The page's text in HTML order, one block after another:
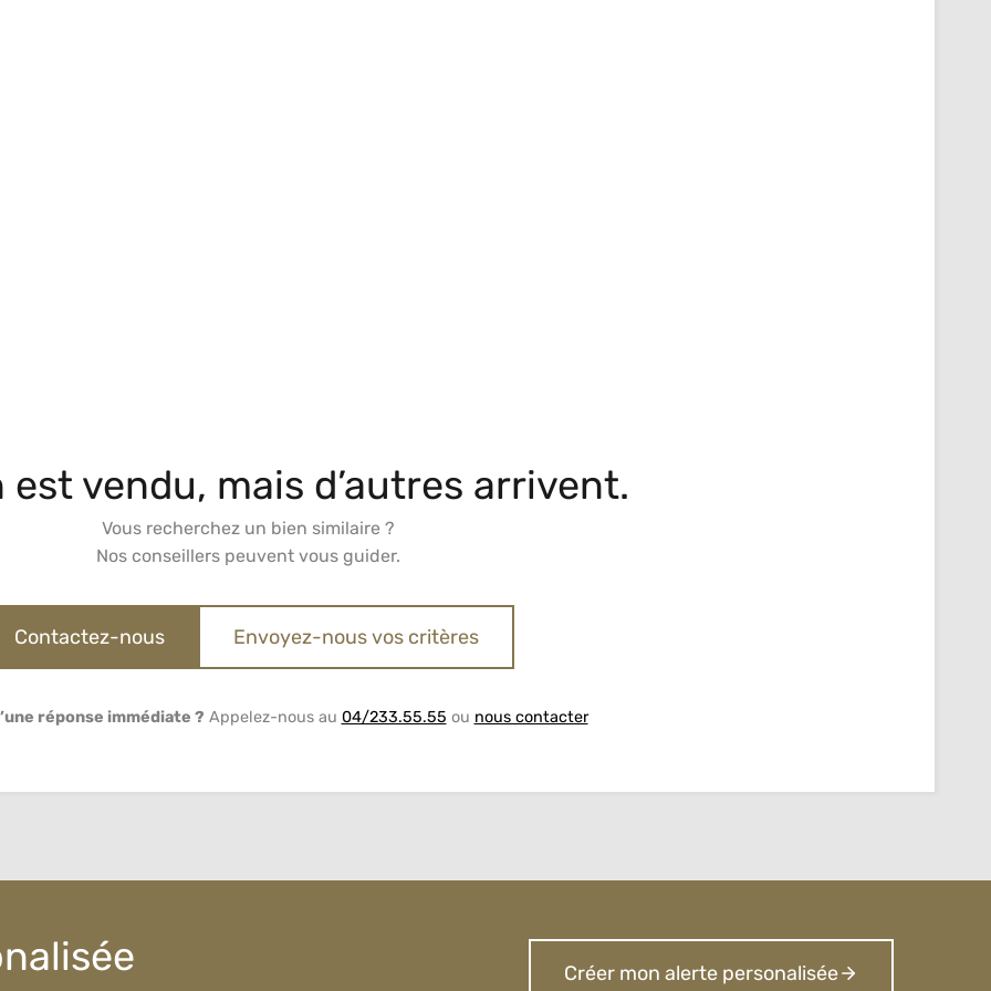
est vendu, mais d’autres arrivent.
Vous recherchez un bien similaire ?
Nos conseillers peuvent vous guider.
Contactez-nous Envoyez-nous vos critères
réponse immédiate ? Appelez-nous au 04/233.55.55 ou nous contacter
Créer mon alerte personalisée